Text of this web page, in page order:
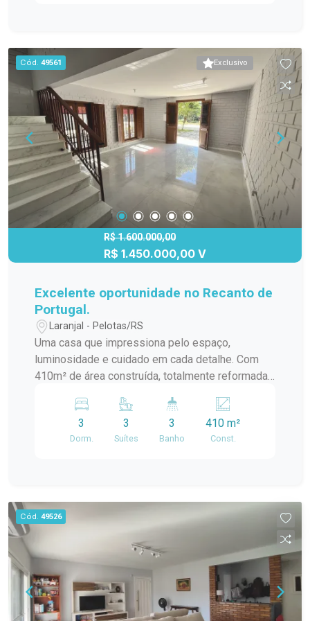
Localização: Situada no Laranjal, região
valorizada e perfeita para quem deseja
tranquilidade, contato com a natureza e
proximidade com a praia. Um imóvel completo
para morar com conforto ou aproveitar como casa
de veraneio! Entre em contato e agende sua
visita!
Exclusivo
Cód. 49561
R$ 1.600.000,00
R$ 1.450.000,00 V
Excelente oportunidade no Recanto de
Portugal.
Laranjal - Pelotas/RS
Uma casa que impressiona pelo espaço,
luminosidade e cuidado em cada detalhe. Com
410m² de área construída, totalmente reformada,
e com janelas generosas, garantindo excelente
ventilação e iluminação natural em todos os
espaços. Destaques do imóvel: 3 suítes
empregada Área social ampla, perfeita para
convivência Integração entre a garagem e o
espaço gourmet, ideal para receber amigos e
família Um imóvel que une sofisticação,
funcionalidade e bem-estar, pensado para quem
valoriza viver com conforto em um ambiente
moderno e acolhedor. Entre em contato para mais
3
Dorm.
3
Suítes
3
Banho
410 m²
Const.
Cód. 49526